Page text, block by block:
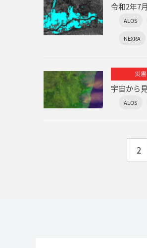
令和2年7
ALOS
NEXRA
災害
宇宙から
ALOS
2